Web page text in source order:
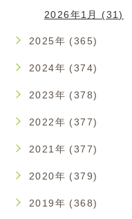
2026年1月 (31)
2025年 (365)
2024年 (374)
2023年 (378)
2022年 (377)
2021年 (377)
2020年 (379)
2019年 (368)